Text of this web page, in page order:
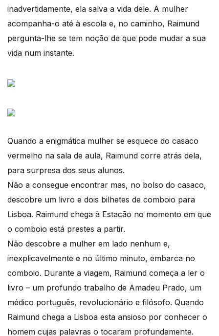
inadvertidamente, ela salva a vida dele. A mulher
acompanha-o até à escola e, no caminho, Raimund
pergunta-lhe se tem noção de que pode mudar a sua
vida num instante.
Quando a enigmática mulher se esquece do casaco
vermelho na sala de aula, Raimund corre atrás dela,
para surpresa dos seus alunos.
Não a consegue encontrar mas, no bolso do casaco,
descobre um livro e dois bilhetes de comboio para
Lisboa. Raimund chega à Estacão no momento em que
o comboio está prestes a partir.
Não descobre a mulher em lado nenhum e,
inexplicavelmente e no último minuto, embarca no
comboio. Durante a viagem, Raimund começa a ler o
livro – um profundo trabalho de Amadeu Prado, um
médico português, revolucionário e filósofo. Quando
Raimund chega a Lisboa esta ansioso por conhecer o
homem cujas palavras o tocaram profundamente.